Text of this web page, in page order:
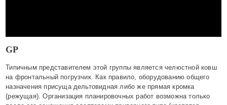
GP
Типичным представителем этой группы является челюстной ковш
на фронтальный погрузчик. Как правило, оборудованию общего
назначения присуща дельтовидная либо же прямая кромка
(режущая). Организация планировочных работ возможна только